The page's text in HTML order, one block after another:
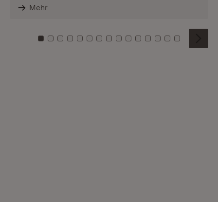
Mehr
Zu Kachel: 0
Zu Kachel: 1
Zu Kachel: 2
Zu Kachel: 3
Zu Kachel: 4
Zu Kachel: 5
Zu Kachel: 6
Zu Kachel: 7
Zu Kachel: 8
Zu Kachel: 9
Zu Kachel: 10
Zu Kachel: 11
Zu Kachel: 12
Zu Kachel:
Zu